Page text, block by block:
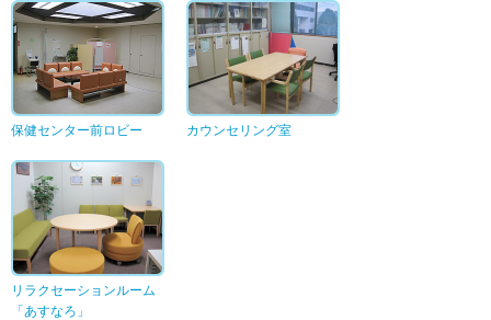
保健センター前ロビー カウンセリング室
リラクセーションルーム
「あすなろ」